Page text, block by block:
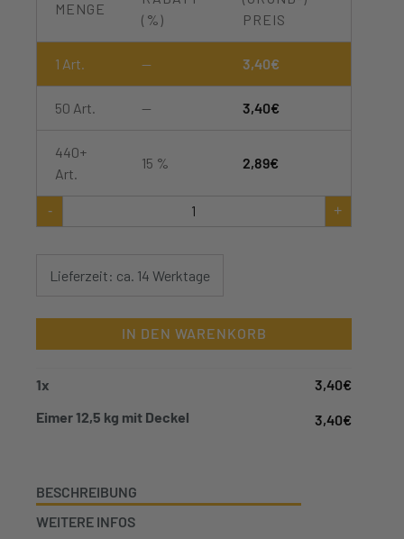
MENGE
(%)
PREIS
1 Art. — 3,40€
50 Art. — 3,40€
440+
Art.
15 % 2,89€
-
Deckel
Menge
+
Lieferzeit: ca. 14 Werktage
IN DEN WARENKORB
1x 3,40€
Eimer 12,5 kg mit Deckel
3,40€
BESCHREIBUNG
WEITERE INFOS